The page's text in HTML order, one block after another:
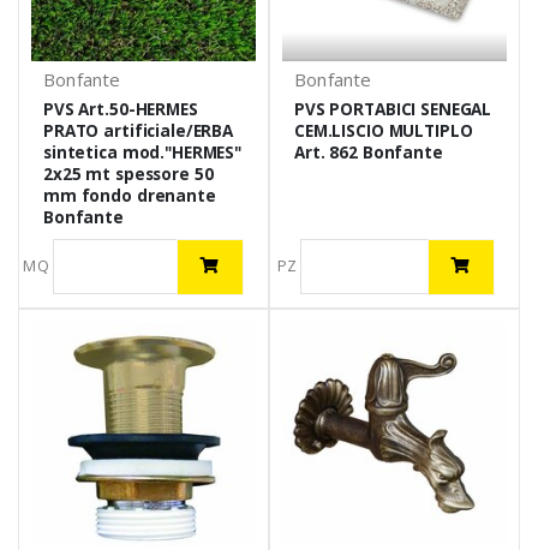
Bonfante
PVS Art.50-HERMES
PRATO artificiale/ERBA
sintetica mod."HERMES"
2x25 mt spessore 50
mm fondo drenante
Bonfante
MQ
Bonfante
PVS PORTABICI SENEGAL
CEM.LISCIO MULTIPLO
Art. 862 Bonfante
PZ